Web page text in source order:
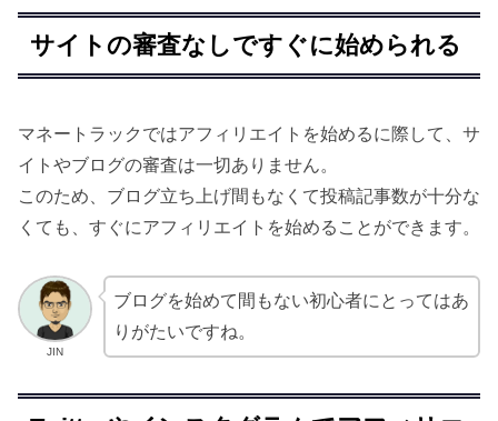
サイトの審査なしですぐに始められる
マネートラックではアフィリエイトを始めるに際して、サ
イトやブログの審査は一切ありません。
このため、ブログ立ち上げ間もなくて投稿記事数が十分な
くても、すぐにアフィリエイトを始めることができます。
JIN
ブログを始めて間もない初心者にとってはあ
りがたいですね。